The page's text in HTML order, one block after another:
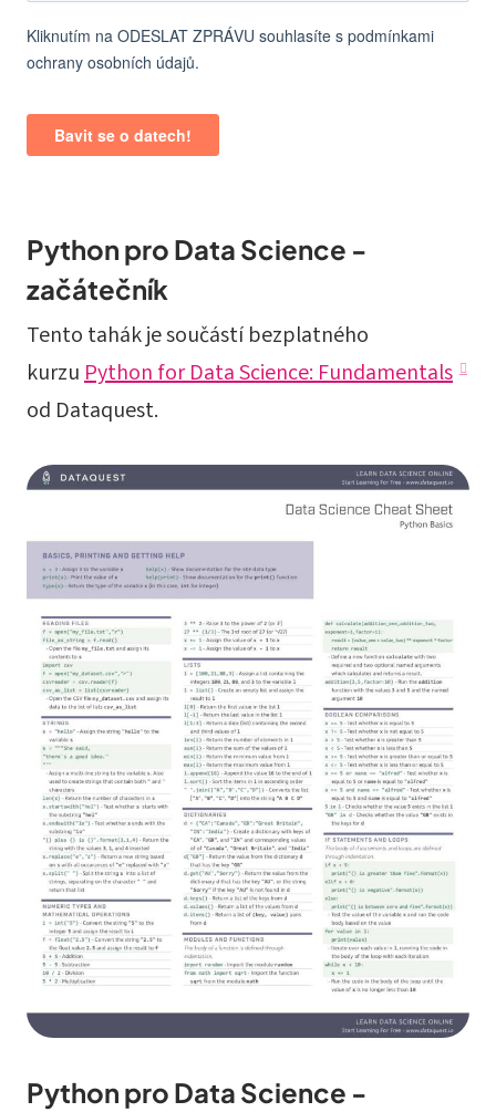
Python pro Data Science -
začátečník
Tento tahák je součástí bezplatného
kurzuPython for Data Science: Fundamentals
od Dataquest.
Python pro Data Science -